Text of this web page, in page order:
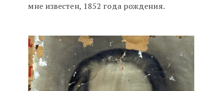
мне известен, 1852 года рождения.